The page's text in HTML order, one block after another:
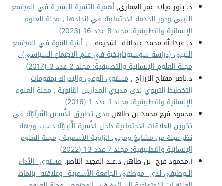
د. بنور ميلاد عمر العماري, أهمية التنمية البشرية في المجتمع
الليبي ودور الخدمة الاجتماعية في إنجاحها, مجلة العلوم
الإنسانية والتطبيقية: مجلد 8 عدد 16 (2023)
د. عبدالله محمد عبدالله اشحيمه , أبنية القوة في المجتمع
الليبي (دراسة سوسيوتاريخية في علم الاجتماع السياسي),
مجلة العلوم الإنسانية والتطبيقية: مجلد 2 عدد 3 (2017)
د.ناصر مفتاح الزرزاح , مستوى الوعي والإدراك بمقومات
التخطيط التربوي لدى مديري المدارس الثانوية, مجلة العلوم
الإنسانية والتطبيقية: مجلد 1 عدد 1 (2016)
محمود فرج محمد بن طاهر, مدى تطبيق الأُسس القُرآنيَّة في
تكوين العلاقات الاجتماعية داخل الأُسرة الِّليبيَّة حسب وجهة
نظر عينة من مشايخ ومربي الزاوية الأسمرية, مجلة العلوم
الإنسانية والتطبيقية: مجلد 7 عدد 13 (2022)
أ.محمود فرج بن طاهر, د.عبد المجيد الناصر, مستوى الأداء
الــوظيفي لدى موظفي الجامعة الأسمرية وعلاقته بأنماط